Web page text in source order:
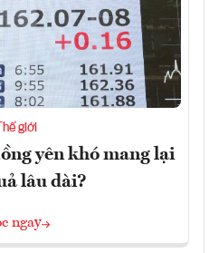
Thế giới
yên khó mang lại
lâu dài?
ngay